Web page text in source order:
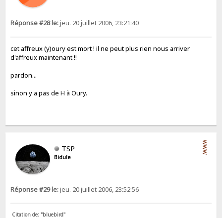
Réponse #28 le:jeu. 20 juillet 2006, 23:21:40
cet affreux (y)oury est mort ! il ne peut plus rien nous arriver
d'affreux maintenant !!
pardon...
sinon y a pas de H à Oury.
TSP
Bidule
WWW
Réponse #29 le:jeu. 20 juillet 2006, 23:52:56
Citation de: "bluebird"